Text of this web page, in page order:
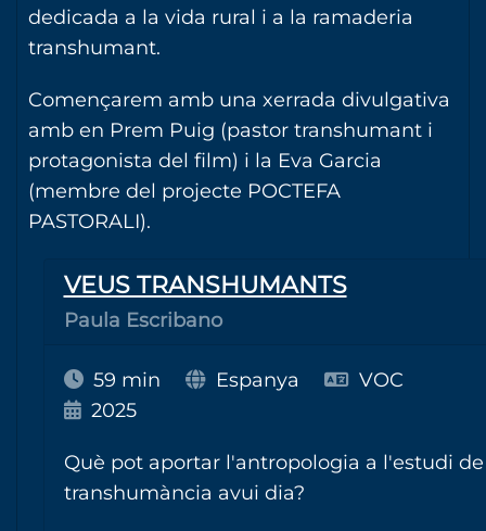
dedicada a la vida rural i a la ramaderia
transhumant.
Començarem amb una xerrada divulgativa
amb en Prem Puig (pastor transhumant i
protagonista del film) i la Eva Garcia
(membre del projecte POCTEFA
PASTORALI).
VEUS TRANSHUMANTS
Paula Escribano
59 min Espanya
VOC
2025
Què pot aportar l'antropologia a l'estudi
transhumància avui dia?